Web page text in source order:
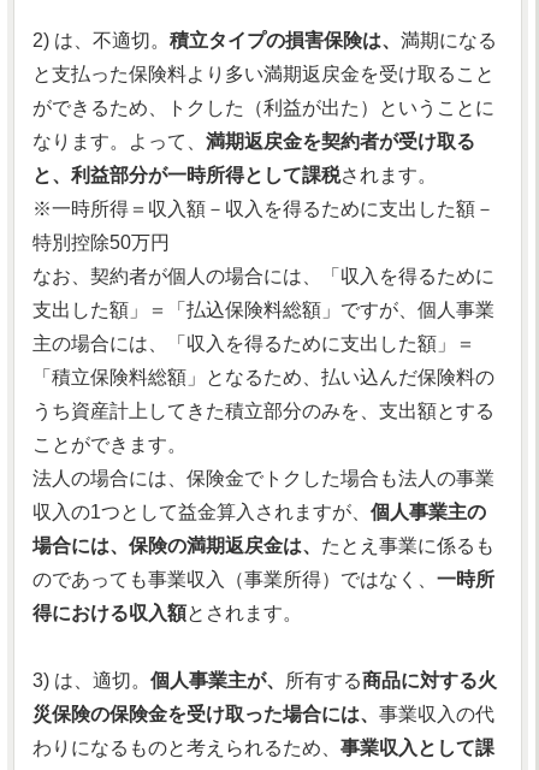
2) は、不適切。 積立タイプの損害保険は、 満期になる
と支払った保険料より多い満期返戻金を受け取ること
ができるため、トクした（利益が出た）ということに
なります。よって、 満期返戻金を契約者が受け取る
と、利益部分が一時所得として課税されます。
※一時所得＝収入額－収入を得るために支出した額－
特別控除50万円
なお、契約者が個人の場合には、「収入を得るために
支出した額」＝「払込保険料総額」ですが、個人事業
主の場合には、「収入を得るために支出した額」＝
「積立保険料総額」となるため、払い込んだ保険料の
うち資産計上してきた積立部分のみを、支出額とする
ことができます。
法人の場合には、保険金でトクした場合も法人の事業
収入の1つとして益金算入されますが、 個人事業主の
場合には、保険の満期返戻金は、 たとえ事業に係るも
のであっても事業収入（事業所得）ではなく、 一時所
得における収入額とされます。
3) は、適切。 個人事業主が、 所有する商品に対する火
災保険の保険金を受け取った場合には、 事業収入の代
わりになるものと考えられるため、 事業収入として課